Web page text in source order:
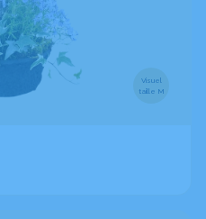
Visuel
taille M